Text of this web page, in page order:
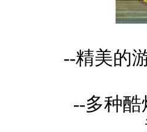
--精美的
--多种